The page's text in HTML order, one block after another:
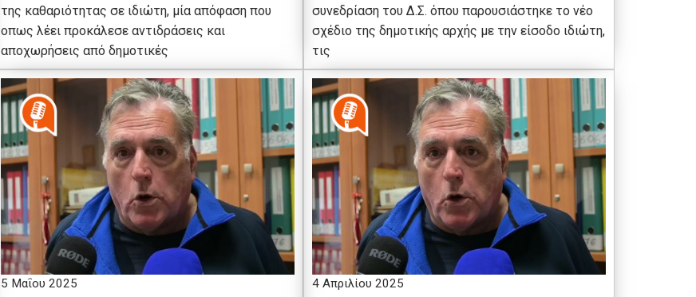
της καθαριότητας σε ιδιώτη, μία απόφαση που
οπως λέει προκάλεσε αντιδράσεις και
αποχωρήσεις από δημοτικές
συνεδρίαση του Δ.Σ. όπου παρουσιάστηκε το νέο
σχέδιο της δημοτικής αρχής με την είσοδο ιδιώτη,
τις
5 Μαΐου 2025 4 Απριλίου 2025